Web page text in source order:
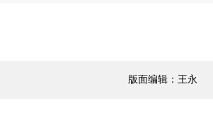
版面编辑：王永